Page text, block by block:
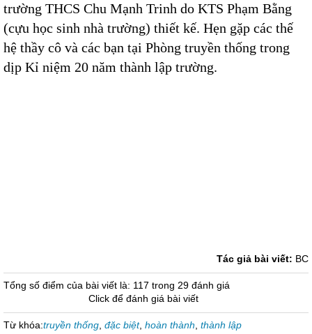
trường THCS Chu Mạnh Trinh do KTS Phạm Bằng
(cựu học sinh nhà trường) thiết kế. Hẹn gặp các thế
hệ thầy cô và các bạn tại Phòng truyền thống trong
dịp Kỉ niệm 20 năm thành lập trường.
Tác giả bài viết: BC
Tổng số điểm của bài viết là: 117 trong 29 đánh giá
Click để đánh giá bài viết
Từ khóa:truyền thống đặc biệt, hoàn thành thành lập